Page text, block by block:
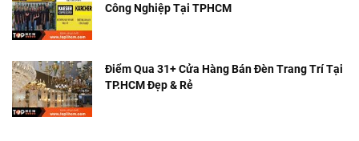
Công Nghiệp Tại TPHCM
Điểm Qua 31+ Cửa Hàng Bán Đèn Trang Trí Tại
TP.HCM Đẹp & Rẻ